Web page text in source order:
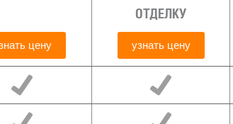
цену
ОТДЕЛКУ
узнать цену